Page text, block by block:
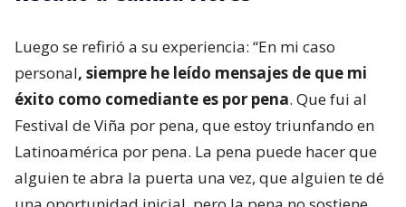
Luego se refirió a su experiencia: “En mi caso
personal, siempre he leído mensajes de que mi
éxito como comediante es por pena. Que fui al
Festival de Viña por pena, que estoy triunfando en
Latinoamérica por pena. La pena puede hacer que
alguien te abra la puerta una vez, que alguien te dé